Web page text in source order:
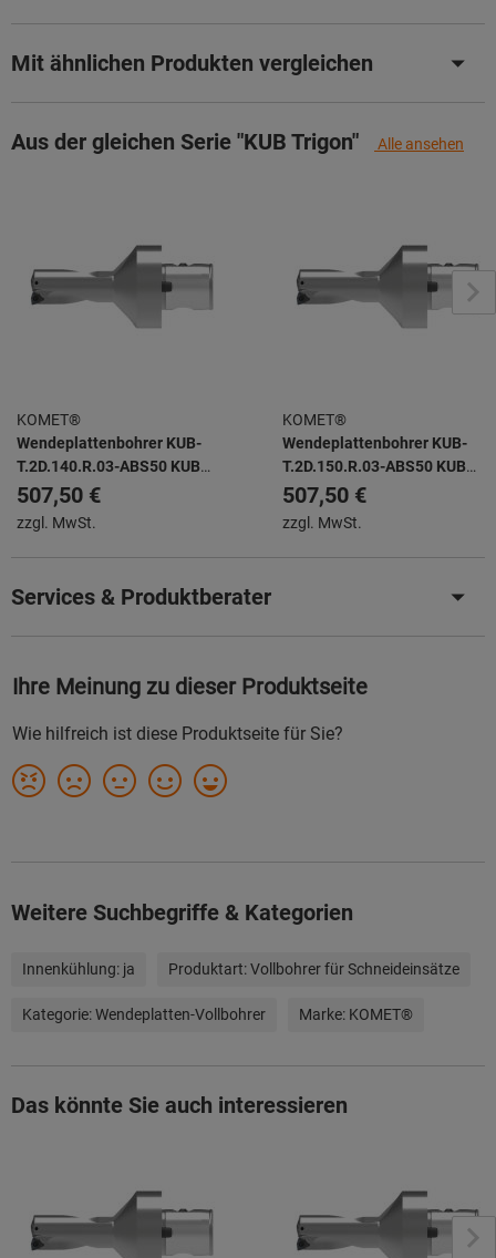
Mit ähnlichen Produkten vergleichen
Aus der gleichen Serie "KUB Trigon" Alle ansehen
KOMET®
Wendeplattenbohrer KUB-
T.2D.140.R.03-ABS50 KUB
TRIGON -
507,50 €
zzgl. MwSt.
KOMET®
Wendeplattenbohrer KUB-
T.2D.150.R.03-ABS50 KUB
TRIGON -
507,50 €
zzgl. MwSt.
Services & Produktberater
Weitere Suchbegriffe & Kategorien
Innenkühlung: ja Produktart:Vollbohrer für Schneideinsätze
Kategorie:Wendeplatten-Vollbohrer Marke: KOMET®
Das könnte Sie auch interessieren